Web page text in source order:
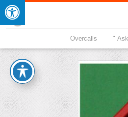
Overcalls